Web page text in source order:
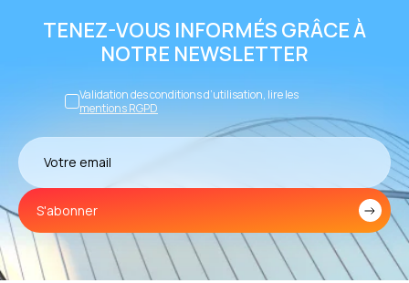
TENEZ-VOUS INFORMÉS GRÂCE À
NOTRE NEWSLETTER
Validation des conditions d’utilisation, lire les
mentions RGPD
S'abonner